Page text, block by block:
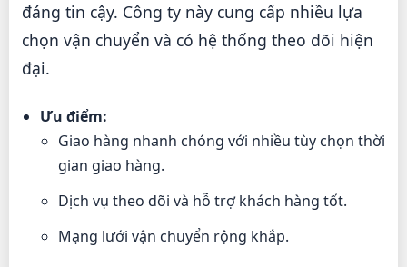
đáng tin cậy. Công ty này cung cấp nhiều lựa
chọn vận chuyển và có hệ thống theo dõi hiện
đại.
Ưu điểm:
Giao hàng nhanh chóng với nhiều tùy chọn thời
gian giao hàng.
Dịch vụ theo dõi và hỗ trợ khách hàng tốt.
Mạng lưới vận chuyển rộng khắp.